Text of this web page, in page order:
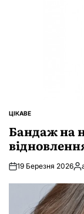
ОПУБЛІКУВАТИ
ЦІКАВЕ
Бандаж на
19 Березня 2026